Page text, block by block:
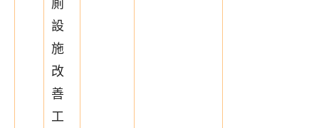
設
施
改
善
工